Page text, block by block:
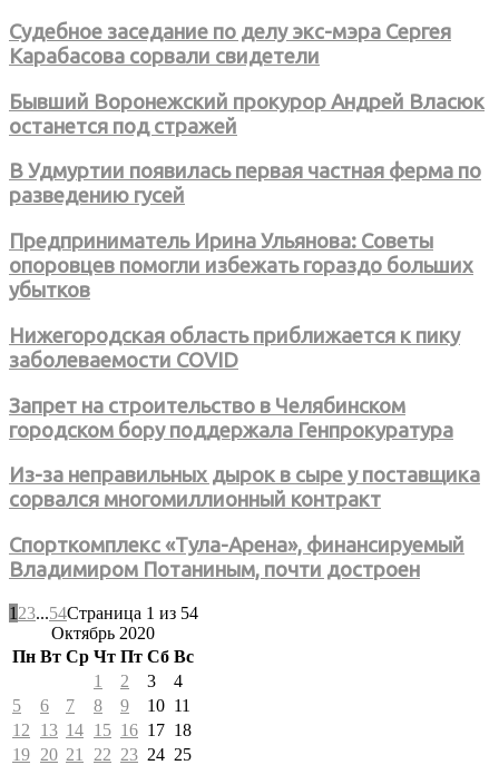
Судебное заседание по делу экс-мэра Сергея
Карабасова сорвали свидетели
Бывший Воронежский прокурор Андрей Власюк
останется под стражей
В Удмуртии появилась первая частная ферма по
разведению гусей
Предприниматель Ирина Ульянова: Советы
опоровцев помогли избежать гораздо больших
убытков
Нижегородская область приближается к пику
заболеваемости COVID
Запрет на строительство в Челябинском
городском бору поддержала Генпрокуратура
Из-за неправильных дырок в сыре у поставщика
сорвался многомиллионный контракт
Спорткомплекс «Тула-Арена», финансируемый
Владимиром Потаниным, почти достроен
1 23...54Страница 1 из 54
Октябрь 2020
Пн Вт Ср Чт Пт Сб Вс
1
2 3
4
5
6 7 8 9 10 11
12
13 14 15 16 17 18
19 20 21 22 23 24 25